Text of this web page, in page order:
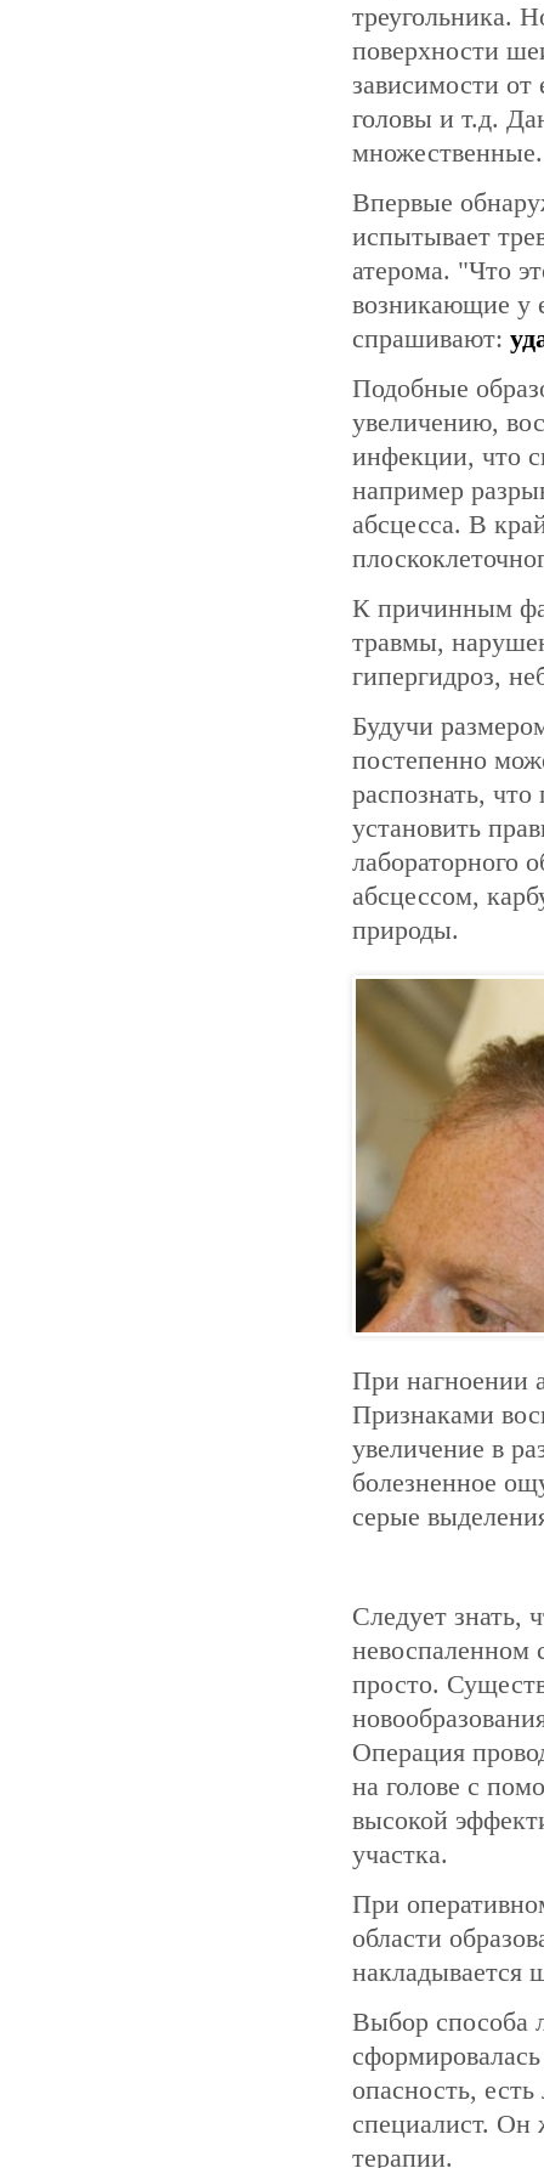
треугольника.
поверхности
зависимости
головы и т.д.
множественные.
Впервые
испытывает
атерома. "Что
возникающие у
спрашивают:
Подобные
увеличению,
инфекции, что
например
абсцесса. В
К причинным
травмы,
гипергидроз,
Будучи
постепенно
распознать,
установить
лабораторного
абсцессом,
природы.
При нагноении
Признаками
увеличение в
болезненное
серые
Следует знать,
невоспаленном
просто.
Операция
на голове с
высокой
участка.
При
области
накладывается
Выбор способа
опасность,
специалист. Он
терапии.